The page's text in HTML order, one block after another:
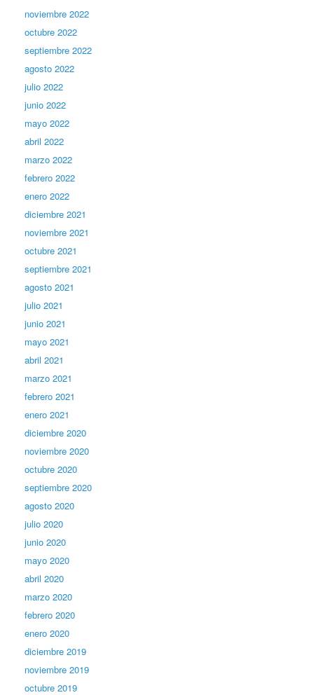
noviembre 2022
octubre 2022
septiembre 2022
agosto 2022
julio 2022
junio 2022
mayo 2022
abril 2022
marzo 2022
febrero 2022
enero 2022
diciembre 2021
noviembre 2021
octubre 2021
septiembre 2021
agosto 2021
julio 2021
junio 2021
mayo 2021
abril 2021
marzo 2021
febrero 2021
enero 2021
diciembre 2020
noviembre 2020
octubre 2020
septiembre 2020
agosto 2020
julio 2020
junio 2020
mayo 2020
abril 2020
marzo 2020
febrero 2020
enero 2020
diciembre 2019
noviembre 2019
octubre 2019